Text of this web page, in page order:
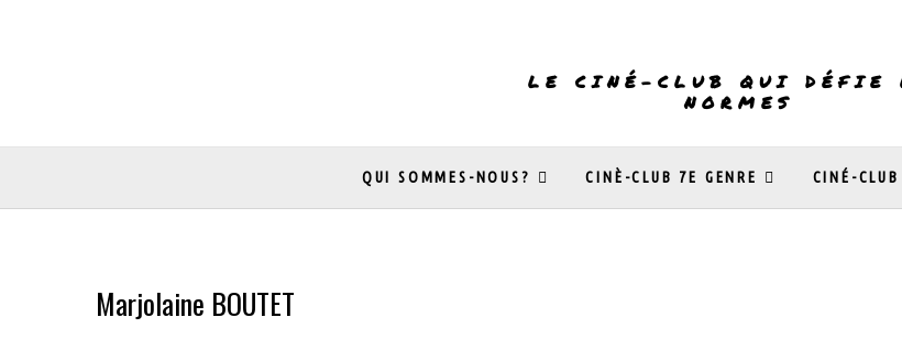
LE CINÉ-CLUB QUI DÉFIE
NORMES
QUI SOMMES-NOUS? CINÈ-CLUB 7E GENRE CINÉ-
Marjolaine BOUTET